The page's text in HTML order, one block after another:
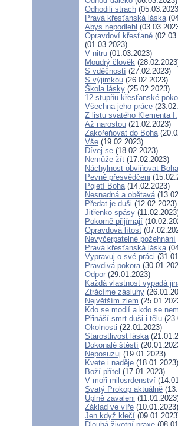
Odhodili strach
Pravá křesťanská láska
Abys nepodlehl
Opravdoví křesťané
(01.03.2023)
V nitru (01.03.2023)
Moudrý člověk
S vděčností (27.02.2023)
S výjimkou (26.02.2023)
Škola lásky (25.02.2023)
12 stupňů křesťanské
Všechna jeho práce
Z listu svatého Klementa I.
Až narostou (21.02.2023)
Zakořeňovat do Boha
Vše (19.02.2023)
Dívej se (18.02.2023)
Nemůže žít (17.02.2023)
Náchylnost obviňovat Boha
Pevně přesvědčeni
Pojetí Boha(14.02.2023)
Nesnadná a obětavá
Předat je duši (12.02.2023)
Jitřenko spásy
Pokorně přijímají
Opravdová lítost
Nevyčerpatelné požehnání
Pravá křesťanská láska
Vypravuj o své práci
Pravdivá pokora
Odpor (29.01.2023)
Každá vlastnost vypadá
Ztrácíme zásluhy
Největším zlem
Kdo se modlí a kdo se
Přináší smrt duši i tělu
Okolnosti (22.01.2023)
Starostlivost láska
Dokonalé štěstí
Neposuzuj (19.01.2023)
Kvete i naděje (18.01.2023)
Boží přítel (17.01.2023)
V moři milosrdenství
Svatý Prokop aktuálně
Úplně zavaleni
Základ ve víře (10.01.2023)
Jen když klečí